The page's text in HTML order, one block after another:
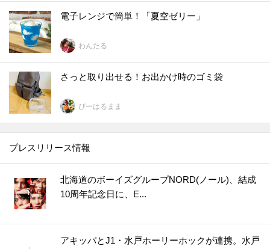
電子レンジで簡単！「夏空ゼリー」
わんたる
さっと取り出せる！お出かけ時のゴミ袋
ぴーはるまま
プレスリリース情報
北海道のボーイズグループNORD(ノール)、結成
10周年記念日に、E...
アキッパとJ1・水戸ホーリーホックが連携。水戸